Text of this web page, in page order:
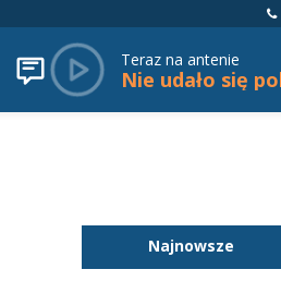
Teraz na antenie
Najnowsze